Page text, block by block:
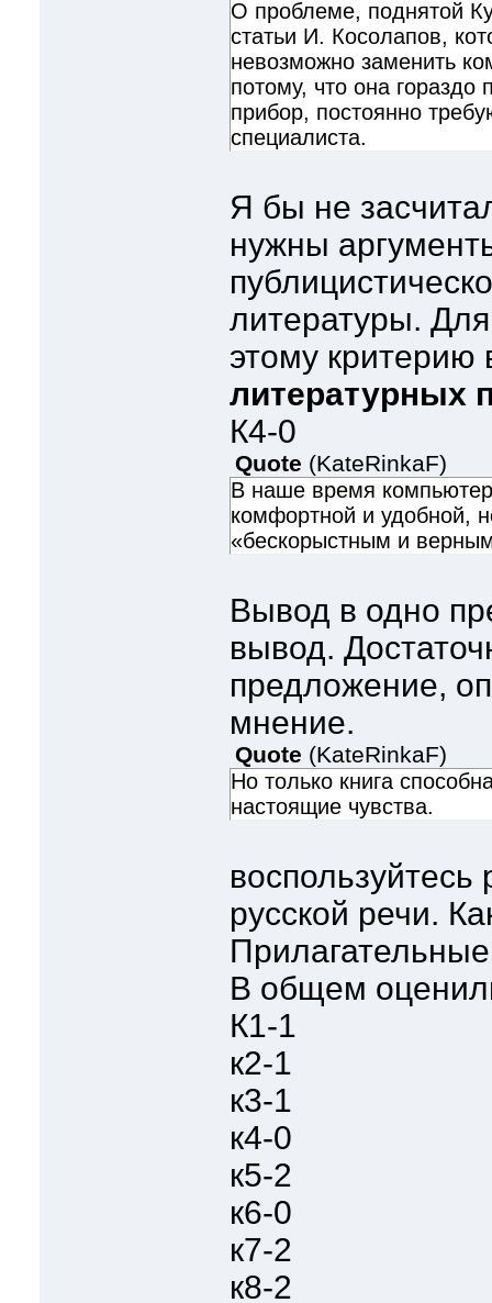
О проблеме, поднятой
статьи И. Косолапов,
невозможно заменить
потому, что она
прибор, постоянно
специалиста.
Я бы не
нужны
литературы.
этому критерию
литературных
К4-0
Quote (KateRinkaF)
В наше время
комфортной и удобной,
«бескорыстным и
Вывод в одно
вывод.
предложение,
мнение.
Quote (KateRinkaF)
Но только книга
настоящие чувства.
русской речи.
В общем
К1-1
к2-1
к3-1
к4-0
к5-2
к6-0
к7-2
к8-2